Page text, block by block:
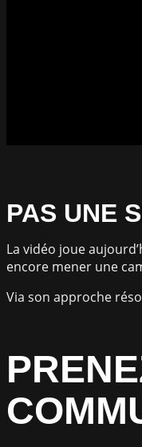
PAS UNE
La vidéo joue
encore mener une
Via son approche